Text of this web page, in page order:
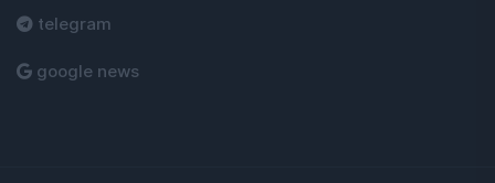
telegram
google news